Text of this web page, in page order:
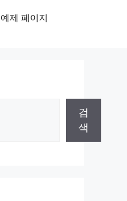
예제 페이지
검
색